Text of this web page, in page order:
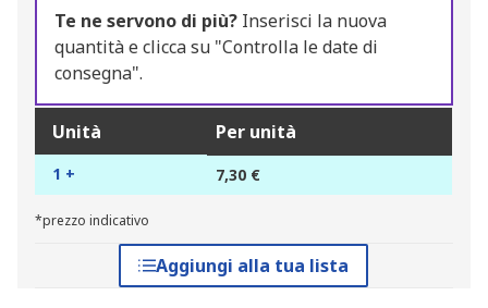
Te ne servono di più? Inserisci la nuova
quantità e clicca su "Controlla le date di
consegna".
Unità Per unità
1 + 7,30 €
*prezzo indicativo
Aggiungi alla tua lista